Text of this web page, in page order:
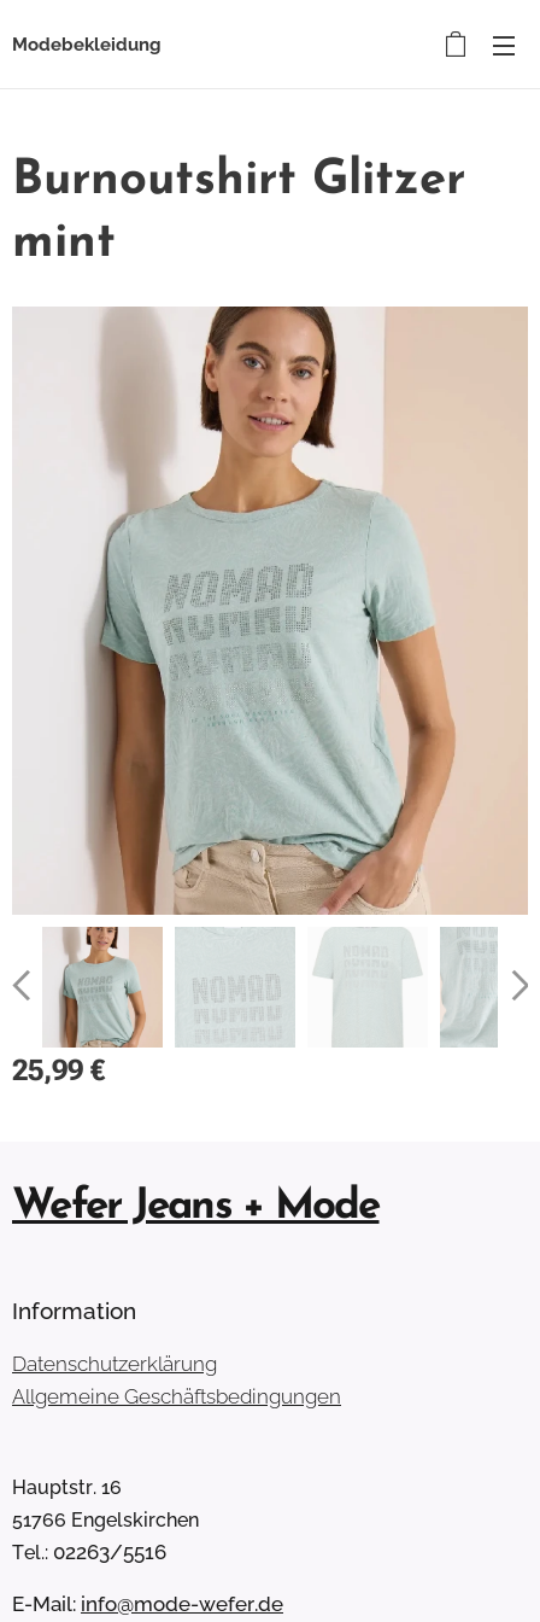
Modebekleidung
Burnoutshirt Glitzer
mint
25,99 €
Wefer Jeans + Mode
Information
Datenschutzerklärung
Allgemeine Geschäftsbedingungen
Hauptstr. 16
51766 Engelskirchen
Tel.: 02263/5516
E-Mail: info@mode-wefer.de